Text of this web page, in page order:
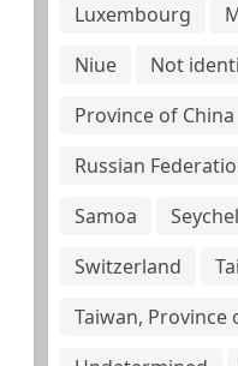
Luxembourg
Niue
Not
Province of China
Russian
Samoa
Switzerland
Taiwan, Province